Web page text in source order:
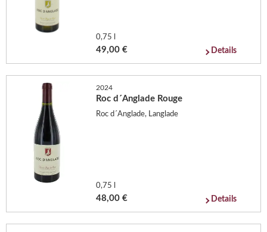
0,75 l
49,00 € Details
2024
Roc d´Anglade Rouge
Roc d´Anglade, Langlade
0,75 l
48,00 € Details